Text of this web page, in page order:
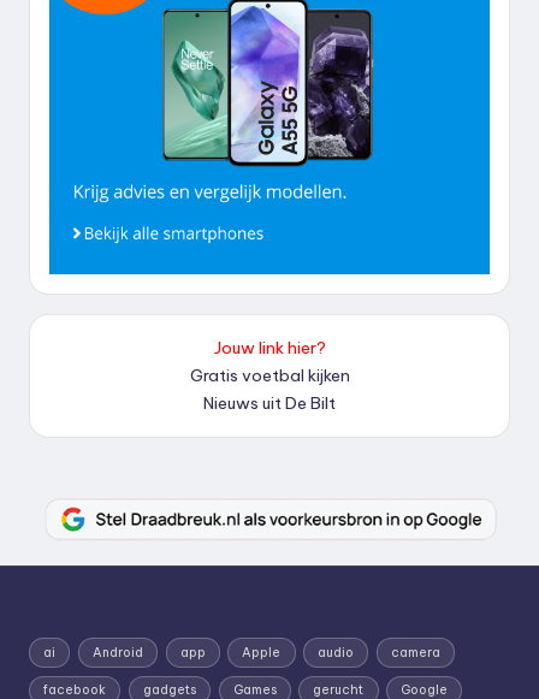
Jouw link hier?
Gratis voetbal kijken
Nieuws uit De Bilt
ai Android app Apple audio camera
facebook gadgets Games gerucht Google